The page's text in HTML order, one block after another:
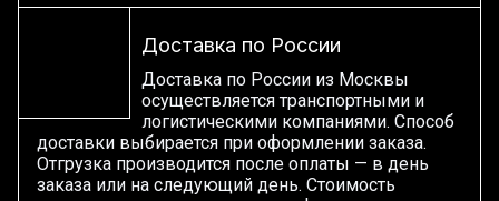
Доставка по России
Доставка по России из Москвы
осуществляется транспортными и
логистическими компаниями. Способ
доставки выбирается при оформлении заказа.
Отгрузка производится после оплаты — в день
заказа или на следующий день. Стоимость